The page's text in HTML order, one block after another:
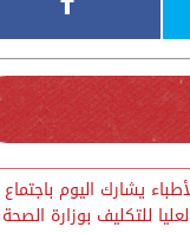
يشارك اليوم باجتماع
للتكليف بوزارة الصحة